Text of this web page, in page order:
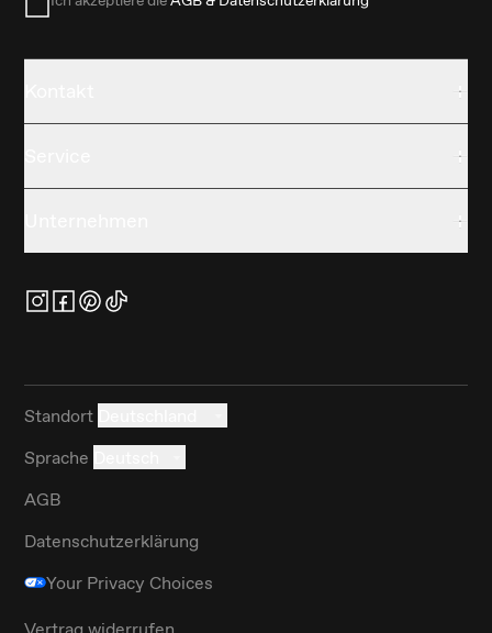
Standort
Sprache
AGB
Datenschutzerklärung
Your Privacy Choices